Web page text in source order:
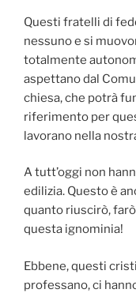
Questi fratelli di
nessuno e si
totalmente
aspettano dal
chiesa, che potrà
riferimento per
lavorano nella
A tutt’oggi non
edilizia. Questo è
quanto riuscirò,
questa ignominia!
Ebbene, questi
professano, ci